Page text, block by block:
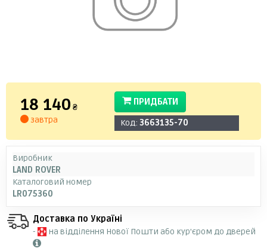
18 140 ₴
завтра
ПРИДБАТИ
Код: 3663135-70
Виробник
LAND ROVER
Каталоговий номер
LR075360
Доставка по Україні
-
на відділення Нової Пошти або кур'єром до дверей